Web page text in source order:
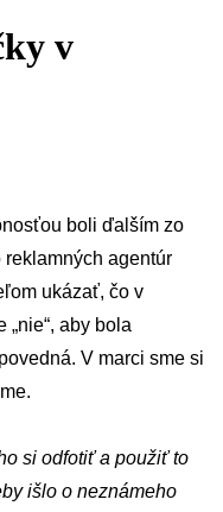
v
boli ďalším zo
reklamných agentúr
ukázať, čo v
„nie“, aby bola
V marci sme si
si odfotiť a použiť to
išlo o neznámeho